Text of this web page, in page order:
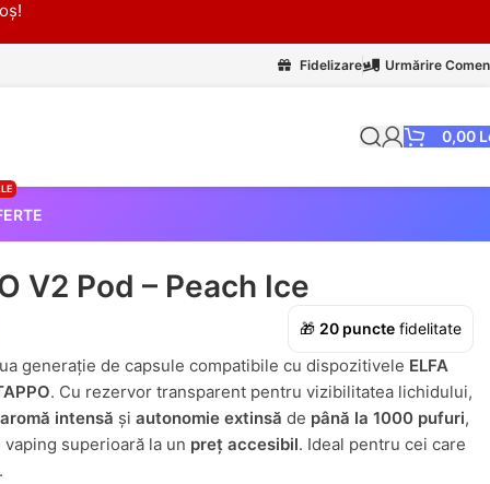
Fidelizare Urmărire
0,00
V2 Pod – Peach Ice
🎁 20punctefidelitate
generație de capsule compatibile cu dispozitivele ELFA
. Cu rezervor transparent pentru vizibilitatea lichidului,
aromă intensă și autonomie extinsă de până la 1000 pufuri,
superioară la un preț accesibil. Ideal pentru cei care